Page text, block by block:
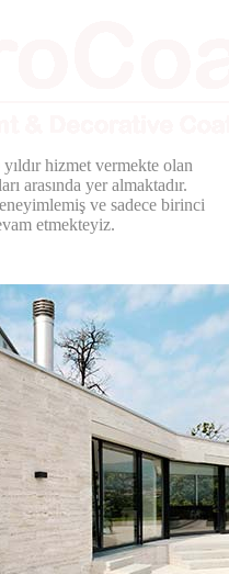
hizmet vermekte olan
arasında yer almaktadır.
ve sadece birinci
etmekteyiz.